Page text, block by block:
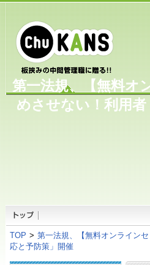
第一法規、【無料
めさせない！利用
TOP > 第一法規、【無料オンライン
応と予防策」開催